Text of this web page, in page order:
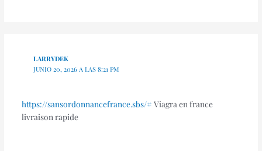
LARRYDEK
JUNIO 20, 2026 A LAS 8:21 PM
https://sansordonnancefrance.sbs/# Viagra en france
livraison rapide